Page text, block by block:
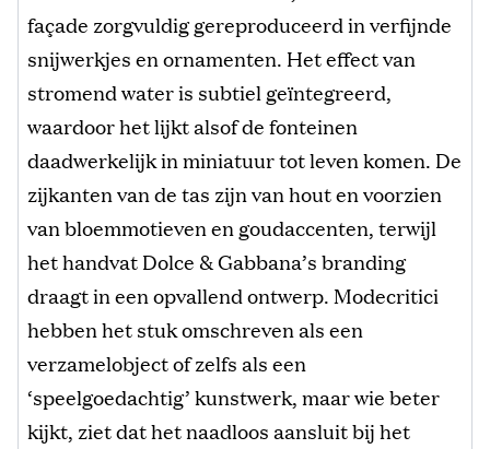
façade zorgvuldig gereproduceerd in verfijnde
snijwerkjes en ornamenten. Het effect van
stromend water is subtiel geïntegreerd,
waardoor het lijkt alsof de fonteinen
daadwerkelijk in miniatuur tot leven komen. De
zijkanten van de tas zijn van hout en voorzien
van bloemmotieven en goudaccenten, terwijl
het handvat Dolce & Gabbana’s branding
draagt in een opvallend ontwerp. Modecritici
hebben het stuk omschreven als een
verzamelobject of zelfs als een
‘speelgoedachtig’ kunstwerk, maar wie beter
kijkt, ziet dat het naadloos aansluit bij het